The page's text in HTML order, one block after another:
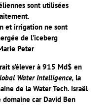
sont utilisées
et irrigation ne sont
de l’iceberg
Peter
s’élever à 915 Md$ en
Water Intelligence, la
de la Water Tech. Israël
domaine car David Ben